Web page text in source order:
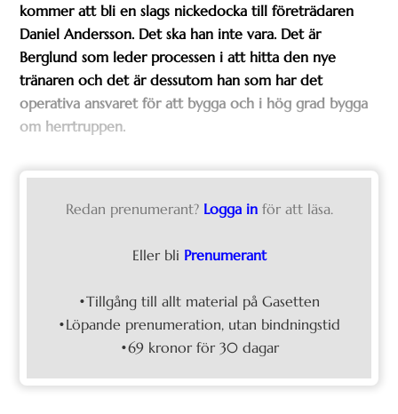
kommer att bli en slags nickedocka till företrädaren
Daniel Andersson. Det ska han inte vara. Det är
Berglund som leder processen i att hitta den nye
tränaren och det är dessutom han som har det
operativa ansvaret för att bygga och i hög grad bygga
om herrtruppen.
Redan prenumerant? Logga in för att läsa.
Eller bli Prenumerant
•Tillgång till allt material på Gasetten
•Löpande prenumeration, utan bindningstid
•69 kronor för 30 dagar